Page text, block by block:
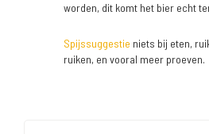
worden, dit komt het bier echt
Spijssuggestie niets bij eten,
ruiken, en vooral meer proeven.